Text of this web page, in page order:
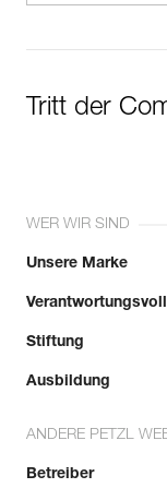
Tritt der
WER WIR SIND
Unsere Marke
Stiftung
Ausbildung
ANDERE PETZL
Betreiber